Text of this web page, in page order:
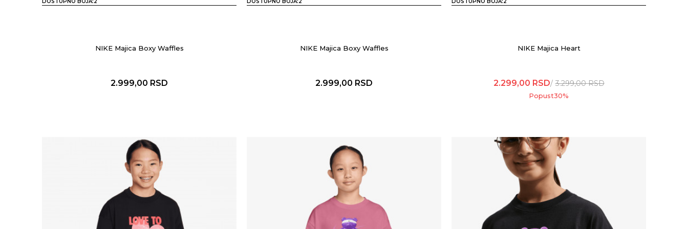
NIKE Majica Boxy Waffles
2.999,00 RSD
NIKE Majica Boxy Waffles
2.999,00 RSD
NIKE Majica Heart
2.299,00 RSD 3.299,00RSD
Popust30%